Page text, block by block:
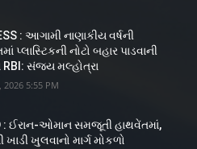
: આગામી નાણાકીય વર્ષની
નોટો બહાર પાડવાની
RBI: સંજય મલ્હોત્રા
2026 5:55 PM
: ઈરાન-ઓમાન સમજૂતી હાથવેંતમાં,
ખાડી ખુલવાનો માર્ગ મોકળો